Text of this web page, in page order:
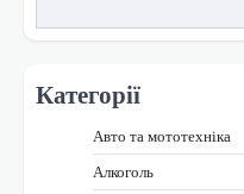
Категорії
Авто та мототехніка
Алкоголь